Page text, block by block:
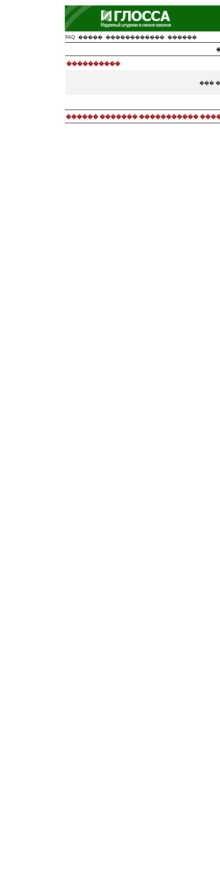
FAQ ����� ������������ ������
����������
���
������ ������� �����������